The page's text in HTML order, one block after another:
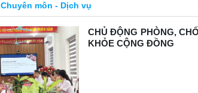
Chuyên môn - Dịch vụ
CHỦ ĐỘNG PHÒNG,
KHỎE CỘNG ĐỒNG